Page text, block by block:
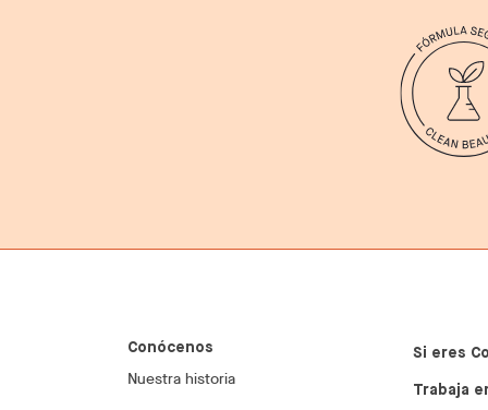
Conócenos
Nuestra historia
Si eres
Trabaja